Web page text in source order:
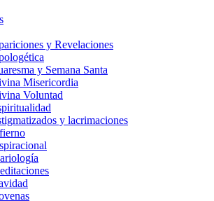
y Revelaciones
y Semana Santa
Misericordia
Voluntad
y lacrimaciones